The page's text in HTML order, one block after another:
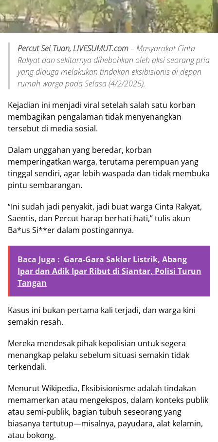
Percut Sei Tuan, LIVESUMUT.com– Masyarakat Cinta
Rakyat dan sekitarnya dihebohkan oleh aksi seorang pria
yang diduga melakukan tindakan eksibisionis di depan
rumah warga pada Selasa (4/2/2025).
Kejadian ini menjadi viral setelah salah satu korban
membagikan pengalaman tidak menyenangkan
tersebut di media sosial.
Dalam unggahan yang beredar, korban
memperingatkan warga, terutama perempuan yang
tinggal sendiri, agar lebih waspada dan tidak membuka
pintu sembarangan.
“Ini sudah jadi penyakit, jadi buat warga Cinta Rakyat,
Saentis, dan Percut harap berhati-hati,” tulis akun
Ba*us Si**er dalam postingannya.
Baca Juga : Gara-Gara Saklar Listrik, Abang
Ipar dan Adik Ipar Ribut di Siantar, Polisi Turun
Tangan
Kasus ini bukan pertama kali terjadi, dan warga kini
semakin resah.
Mereka mendesak pihak kepolisian untuk segera
menangkap pelaku sebelum situasi semakin tidak
terkendali.
Menurut Wikipedia, Eksibisionisme adalah tindakan
memamerkan atau mengekspos, dalam konteks publik
atau semi-publik, bagian tubuh seseorang yang
biasanya tertutup—misalnya, payudara, alat kelamin,
atau bokong.